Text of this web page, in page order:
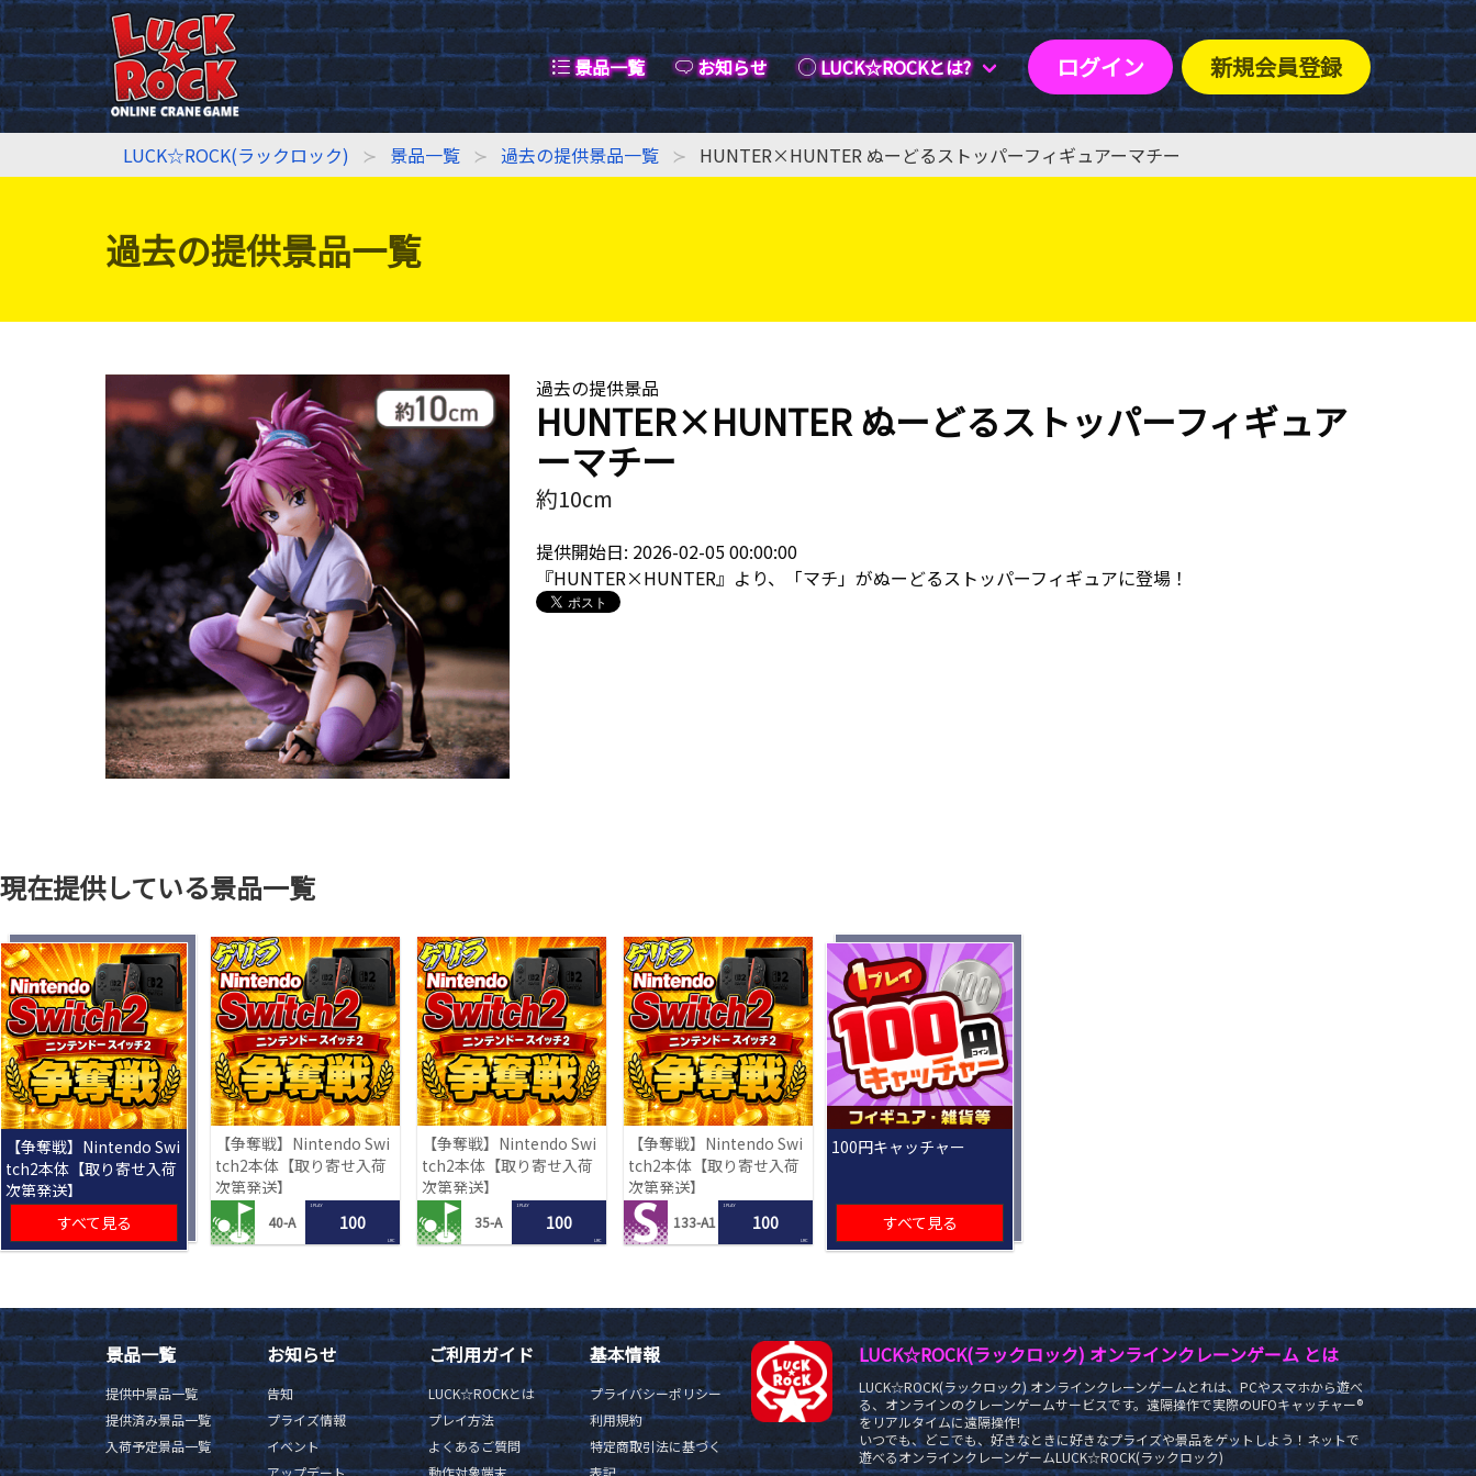
景品一覧 お知らせ LUCK☆ROCKとは? ログイン 新規会員登録
LUCK☆ROCK(ラックロック) 景品一覧 過去の提供景品一覧 HUNTER×HUNTER ぬーどるストッパーフィギュアーマチー
過去の提供景品一覧
過去の提供景品
HUNTER×HUNTER ぬーどるストッパーフィギュア
ーマチー
約10cm
提供開始日: 2026-02-05 00:00:00
『HUNTER×HUNTER』より、「マチ」がぬーどるストッパーフィギュアに登場！
現在提供している景品一覧
【争奪戦】Nintendo Swi
tch2本体【取り寄せ入荷
次第発送】
すべて見る
【争奪戦】Nintendo Swi
tch2本体【取り寄せ入荷
次第発送】
40-A
1 PLAY
100
LRC
【争奪戦】Nintendo Swi
tch2本体【取り寄せ入荷
次第発送】
35-A
1 PLAY
100
LRC
【争奪戦】Nintendo Swi
tch2本体【取り寄せ入荷
次第発送】
133-A1
1 PLAY
100
LRC
100円キャッチャー
すべて見る
景品一覧
提供中景品一覧
提供済み景品一覧
入荷予定景品一覧
お知らせ
告知
プライズ情報
イベント
アップデート
ご利用ガイド
LUCK☆ROCKとは
プレイ方法
よくあるご質問
動作対象端末
基本情報
プライバシーポリシー
利用規約
特定商取引法に基づく
表記
LUCK☆ROCK(ラックロック) オンラインクレーンゲーム とは
LUCK☆ROCK(ラックロック) オンラインクレーンゲームとれは、PCやスマホから遊べ
る、オンラインのクレーンゲームサービスです。遠隔操作で実際のUFOキャッチャー®
をリアルタイムに遠隔操作!
いつでも、どこでも、好きなときに好きなプライズや景品をゲットしよう！ネットで
遊べるオンラインクレーンゲームLUCK☆ROCK(ラックロック)